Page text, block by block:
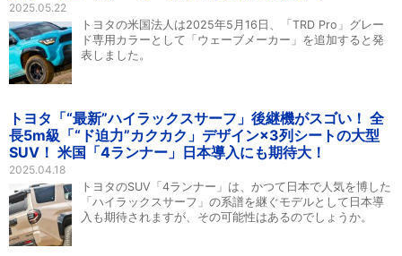
2025.05.22
トヨタの米国法人は2025年5月16日、「TRD Pro」グレー
ド専用カラーとして「ウェーブメーカー」を追加すると発
表しました。
トヨタ「“最新”ハイラックスサーフ」後継機がスゴい！ 全
長5m級「“ド迫力”カクカク」デザイン×3列シートの大型
SUV！ 米国「4ランナー」日本導入にも期待大！
2025.04.18
トヨタのSUV「4ランナー」は、かつて日本で人気を博した
「ハイラックスサーフ」の系譜を継ぐモデルとして日本導
入も期待されますが、その可能性はあるのでしょうか。